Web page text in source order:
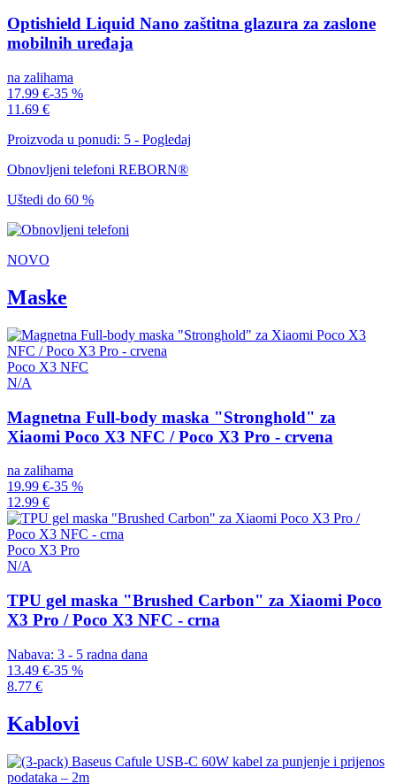
Optishield Liquid Nano zaštitna glazura za zaslone
mobilnih uređaja
na zalihama
17.99 €-35 %
11.69 €
Proizvoda u ponudi: 5 - Pogledaj
Obnovljeni telefoni REBORN®
Uštedi do 60 %
NOVO
Maske
Poco X3 NFC
N/A
Magnetna Full-body maska "Stronghold" za
Xiaomi Poco X3 NFC / Poco X3 Pro - crvena
na zalihama
19.99 €-35 %
12.99 €
Poco X3 Pro
N/A
TPU gel maska "Brushed Carbon" za Xiaomi Poco
X3 Pro / Poco X3 NFC - crna
Nabava: 3 - 5 radna dana
13.49 €-35 %
8.77 €
Kablovi